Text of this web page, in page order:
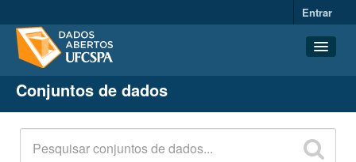
Entrar
Conjuntos de dados
Organizações
Grupos
Conjuntos de dados